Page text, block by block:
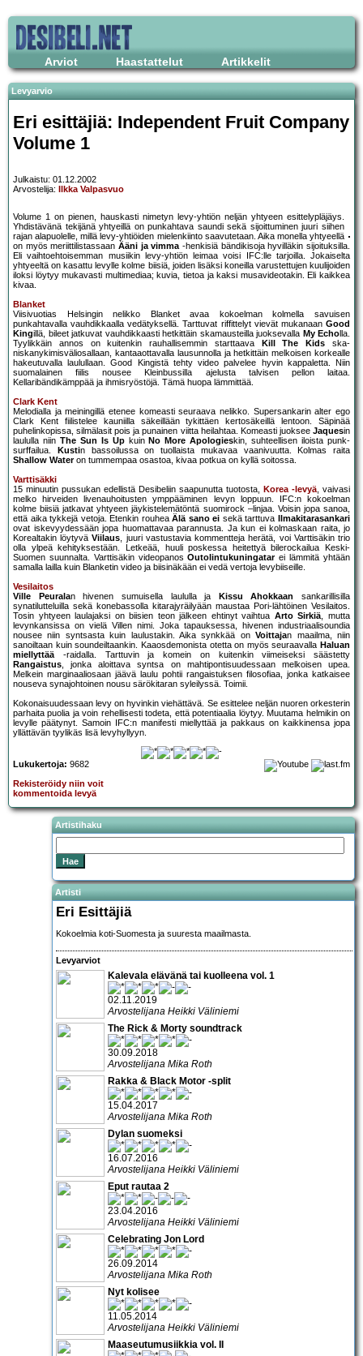
Arviot Haastattelut Artikkelit
Levyarvio
Eri esittäjiä: Independent Fruit Company
Volume 1
Julkaistu: 01.12.2002
Arvostelija:
Ilkka Valpasvuo
Volume 1 on pienen, hauskasti nimetyn levy-yhtiön neljän yhtyeen esittelypläjäys.
Yhdistävänä tekijänä yhtyeillä on punkahtava saundi sekä sijoittuminen juuri siihen
rajan alapuolelle, millä levy-yhtiöiden mielenkiinto saavutetaan. Aika monella yhtyeellä
on myös meriittilistassaan Ääni ja vimma-henkisiä bändikisoja hyvilläkin sijoituksilla.
Eli vaihtoehtoisemman musiikin levy-yhtiön leimaa voisi IFC:lle tarjoilla. Jokaiselta
yhtyeeltä on kasattu levylle kolme biisiä, joiden lisäksi koneilla varustettujen kuulijoiden
iloksi löytyy mukavasti multimediaa; kuvia, tietoa ja kaksi musavideotakin. Eli kaikkea
kivaa.
Blanket
Viisivuotias Helsingin nelikko Blanket avaa kokoelman kolmella savuisen
punkahtavalla vauhdikkaalla vedätyksellä. Tarttuvat riffittelyt vievät mukanaan Good
Kingillä, bileet jatkuvat vauhdikkaasti hetkittäin skamausteilla juoksevalla My Echo lla.
Tyylikkäin annos on kuitenkin rauhallisemmin starttaava
Kill The Kids ska-
niskanykimisväliosallaan, kantaaottavalla lausunnolla ja hetkittäin melkoisen korkealle
hakeutuvalla laulullaan. Good Kingistä tehty video palvelee hyvin kappaletta. Niin
suomalainen fiilis nousee Kleinbussilla ajelusta talvisen pellon laitaa.
Kellaribändikämppää ja ihmisryöstöjä. Tämä huopa lämmittää.
Clark Kent
Melodialla ja meiningillä etenee komeasti seuraava nelikko. Supersankarin alter ego
Clark Kent fiilistelee kauniilla säkeillään tykittäen kertosäkeillä lentoon. Säpinää
puhelinkopissa, silmälasit pois ja punainen viitta heilahtaa. Komeasti juoksee Jaquesin
laululla niin The Sun Is Upkuin No More Apologieskin, suhteellisen iloista punk-
surffailua.
Kustin bassoilussa on tuollaista mukavaa vaanivuutta. Kolmas raita
Shallow Wateron tummempaa osastoa, kivaa potkua on kyllä soitossa.
Varttisäkki
15 minuutin pussukan edellistä Desibeliin saapunutta tuotosta, Korea-levyä, vaivasi
melko hirveiden livenauhoitusten ymppääminen levyn loppuun. IFC:n kokoelman
kolme biisiä jatkavat yhtyeen jäykistelemätöntä suomirock –linjaa. Voisin jopa sanoa,
että aika tykkejä vetoja. Etenkin rouheaÄlä sano ei sekä tarttuva
Ilmakitarasankari
ovat iskevyydessään jopa huomattavaa parannusta. Ja kun ei kolmaskaan raita, jo
Korealtakin löytyväViilaus, juuri vastustavia kommentteja herätä, voi Varttisäkin trio
olla ylpeä kehityksestään. Letkeää, huuli poskessa heitettyä bilerockailua Keski-
Suomen suunnalta. Varttisäkin videopanosOutolintukuningatarei lämmitä yhtään
samalla lailla kuin Blanketin video ja biisinäkään ei vedä vertoja levybiiseille.
Vesilaitos
Ville Peuralan hivenen sumuisella laululla ja Kissu Ahokkaan
sankarillisilla
synatilutteluilla sekä konebassolla kitarajyräilyään maustaa Pori-lähtöinen Vesilaitos.
Tosin yhtyeen laulajaksi on biisien teon jälkeen ehtinyt vaihtua Arto Sirkiä, mutta
levynkansissa on vielä Villen nimi. Joka tapauksessa, hivenen industriaalisoundia
nousee niin syntsasta kuin laulustakin. Aika synkkää onVoittajan maailma, niin
sanoiltaan kuin soundeiltaankin. Kaaosdemonista otetta on myös seuraavalla Haluan
miellyttää-raidalla. Tarttuvin ja komein on kuitenkin viimeiseksi säästetty
Rangaistus, jonka aloittava syntsa on mahtipontisuudessaan melkoisen upea.
Melkein marginaaliosaan jäävä laulu pohtii rangaistuksen filosofiaa, jonka katkaisee
nouseva synajohtoinen nousu särökitaran syleilyssä. Toimii.
Kokonaisuudessaan levy on hyvinkin viehättävä. Se esittelee neljän nuoren orkesterin
parhaita puolia ja voin rehellisesti todeta, että potentiaalia löytyy. Muutama helmikin on
levylle päätynyt. Samoin IFC:n manifesti miellyttää ja pakkaus on kaikkinensa jopa
yllättävän tyylikäs lisä levyhyllyyn.
Lukukertoja: 9682
Rekisteröidy niin voit
kommentoida levyä
Artistihaku
Artisti
Eri Esittäjiä
Kokoelmia koti-Suomesta ja suuresta maailmasta.
Levyarviot
Kalevala elävänä tai kuolleena vol. 1
02.11.2019
Arvostelijana Heikki Väliniemi
The Rick & Morty soundtrack
30.09.2018
Arvostelijana Mika Roth
Rakka & Black Motor -split
15.04.2017
Arvostelijana Mika Roth
Dylan suomeksi
16.07.2016
Arvostelijana Heikki Väliniemi
Eput rautaa 2
23.04.2016
Arvostelijana Heikki Väliniemi
Celebrating Jon Lord
26.09.2014
Arvostelijana Mika Roth
Nyt kolisee
11.05.2014
Arvostelijana Heikki Väliniemi
Maaseutumusiikkia vol. II